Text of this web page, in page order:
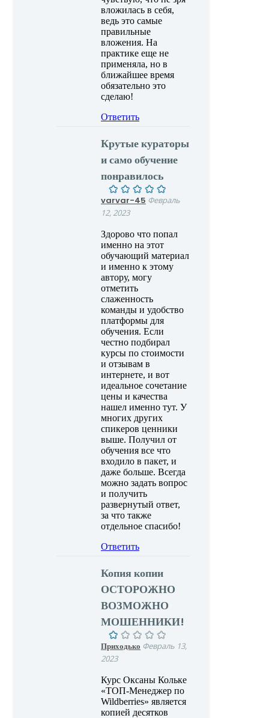
вложилась в себя,
ведь это самые
правильные
вложения. На
практике еще не
применяла, но в
ближайшее время
обязательно это
сделаю!
Ответить
Крутые кураторы
и само обучение
понравилось
varvar-45 Февраль
12, 2023
Здорово что попал
именно на этот
обучающий материал
и именно к этому
автору, могу
отметить
слаженность
команды и удобство
платформы для
обучения. Если
честно подбирал
курсы по стоимости
и отзывам в
интернете, и вот
идеальное сочетание
цены и качества
нашел именно тут. У
многих других
спикеров ценники
выше. Получил от
обучения все что
входило в пакет, и
даже больше. Всегда
можно задать вопрос
и получить
развернутый ответ,
за что также
отдельное спасибо!
Ответить
Копия копии
ОСТОРОЖНО
ВОЗМОЖНО
МОШЕННИКИ!
Приходько Февраль 13,
2023
Курс Оксаны Кольке
«ТОП-Менеджер по
Wildberries» является
копией десятков